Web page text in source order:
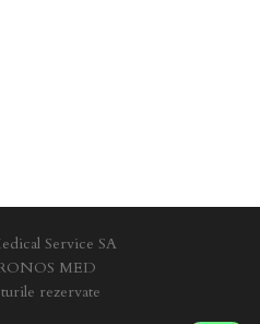
Service SA
MED
rezervate